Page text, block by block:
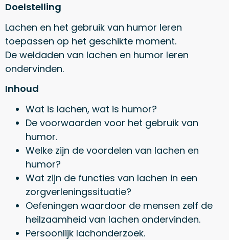
Doelstelling
Lachen en het gebruik van humor leren
toepassen op het geschikte moment.
De weldaden van lachen en humor leren
ondervinden.
Inhoud
Wat is lachen, wat is humor?
De voorwaarden voor het gebruik van
humor.
Welke zijn de voordelen van lachen en
humor?
Wat zijn de functies van lachen in een
zorgverleningssituatie?
Oefeningen waardoor de mensen zelf de
heilzaamheid van lachen ondervinden.
Persoonlijk lachonderzoek.